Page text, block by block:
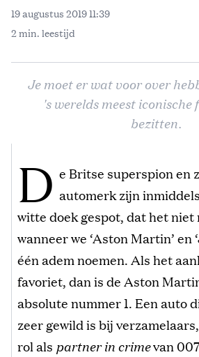
19 augustus 2019 11:39
2 min. leestijd
Je moet er wat voor over
's werelds meest
bezitten.
D e Britse superspion en
automerk zijn
witte doek gespot, dat het
wanneer we ‘Aston Martin’ en
één adem noemen. Als het
favoriet, dan is de Aston
absolute nummer 1. Een auto
zeer gewild is bij
rol als partner in crimevan